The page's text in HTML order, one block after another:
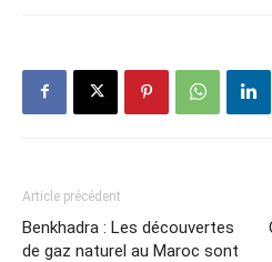
Article précédent
Benkhadra : Les découvertes
de gaz naturel au Maroc sont